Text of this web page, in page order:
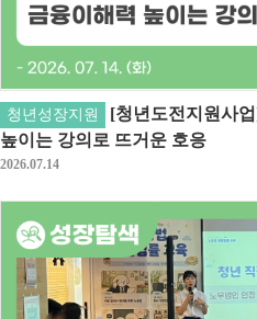
청년성장지원
[청년도전지원사
높이는 강의로 뜨거운 호응
2026.07.14